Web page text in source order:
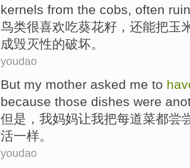
kernels from the cobs, often
鸟类很喜欢吃葵花籽 ， 还能把玉
成毁灭性的破坏。
youdao
But my mother asked me to
because those dishes were
但是 ， 我妈妈让我把每道菜都尝
活一样。
youdao